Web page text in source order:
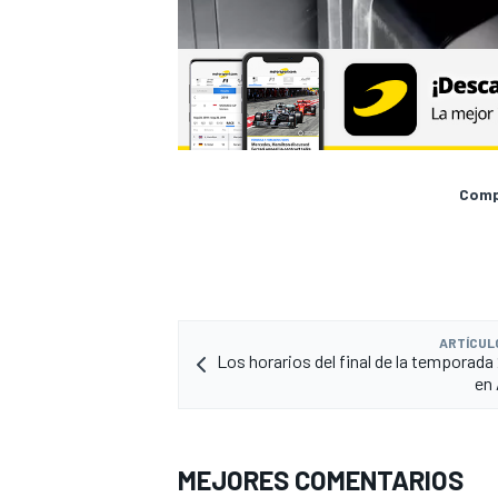
Los horarios del final de la temporada
en
MEJORES COMENTARIOS